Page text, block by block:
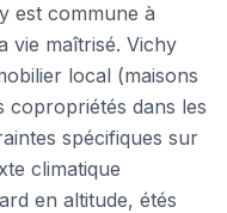
est commune à
vie maîtrisé. Vichy
local (maisons
copropriétés dans les
spécifiques sur
climatique
en altitude, étés